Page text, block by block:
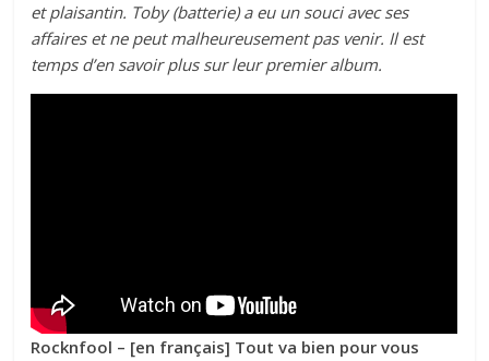
et plaisantin. Toby (batterie) a eu un souci avec ses
affaires et ne peut malheureusement pas venir. Il est
temps d’en savoir plus sur leur premier album.
Rocknfool – [en français] Tout va bien pour vous